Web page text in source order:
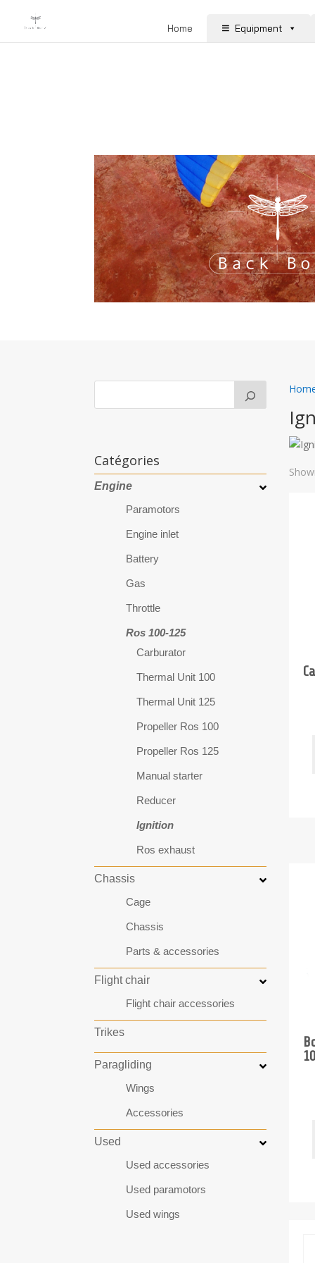
Home Equipment
Catégories
Engine
Paramotors
Engine inlet
Battery
Gas
Throttle
Ros 100-125
Carburator
Thermal Unit 100
Thermal Unit 125
Propeller Ros 100
Propeller Ros 125
Manual starter
Reducer
Ignition
Ros exhaust
Chassis
Cage
Chassis
Parts & accessories
Flight chair
Flight chair accessories
Trikes
Paragliding
Wings
Accessories
Used
Used accessories
Used paramotors
Used wings